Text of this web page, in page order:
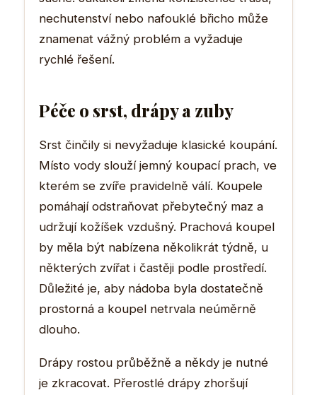
nechutenství nebo nafouklé břicho může
znamenat vážný problém a vyžaduje
rychlé řešení.
Péče o srst, drápy a zuby
Srst činčily si nevyžaduje klasické koupání.
Místo vody slouží jemný koupací prach, ve
kterém se zvíře pravidelně válí. Koupele
pomáhají odstraňovat přebytečný maz a
udržují kožíšek vzdušný. Prachová koupel
by měla být nabízena několikrát týdně, u
některých zvířat i častěji podle prostředí.
Důležité je, aby nádoba byla dostatečně
prostorná a koupel netrvala neúměrně
dlouho.
Drápy rostou průběžně a někdy je nutné
je zkracovat. Přerostlé drápy zhoršují